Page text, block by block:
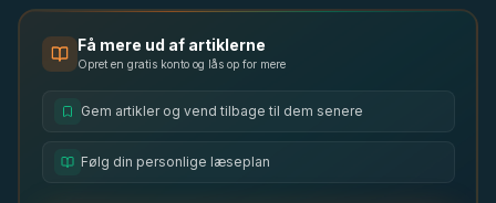
Få mere ud af artiklerne
Opret en gratis konto og lås op for mere
Gem artikler og vend tilbage til dem senere
Følg din personlige læseplan